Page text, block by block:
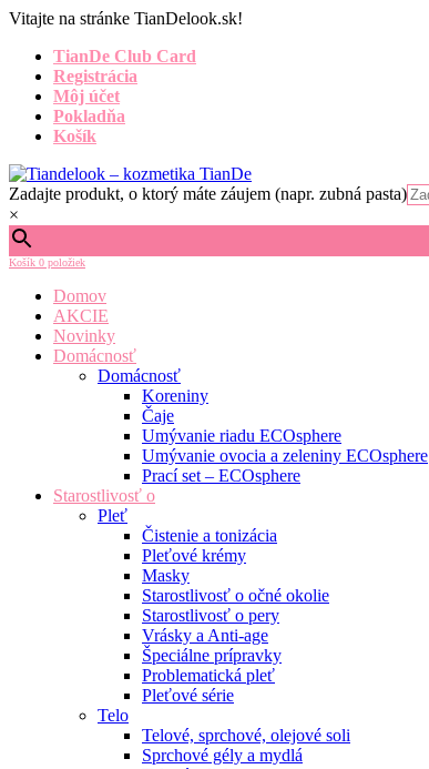
Vitajte na stránke TianDelook.sk!
TianDe Club Card
Registrácia
Môj účet
Pokladňa
Košík
Zadajte produkt, o ktorý máte záujem (napr. zubná pasta)
×
Košík 0 položiek
Domov
AKCIE
Novinky
Domácnosť
Domácnosť
Koreniny
Čaje
Umývanie riadu ECOsphere
Umývanie ovocia a zeleniny ECOsphere
Prací set – ECOsphere
Starostlivosť o
Pleť
Čistenie a tonizácia
Pleťové krémy
Masky
Starostlivosť o očné okolie
Starostlivosť o pery
Vrásky a Anti-age
Špeciálne prípravky
Problematická pleť
Pleťové série
Telo
Telové, sprchové, olejové soli
Sprchové gély a mydlá